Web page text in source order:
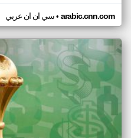
سي ان ان عربي• arabic.cnn.com